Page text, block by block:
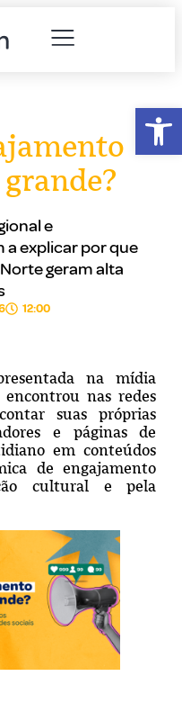
e
explicar por que
geram alta
12:00
na mídia
nas redes
suas próprias
e páginas de
em conteúdos
de engajamento
cultural e pela